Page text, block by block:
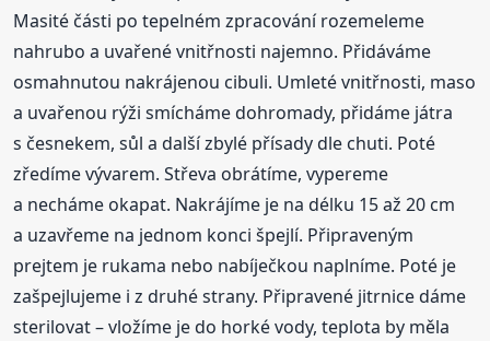
Masité části po tepelném zpracování rozemeleme
nahrubo a uvařené vnitřnosti najemno. Přidáváme
osmahnutou nakrájenou cibuli. Umleté vnitřnosti, maso
a uvařenou rýži smícháme dohromady, přidáme játra
s česnekem, sůl a další zbylé přísady dle chuti. Poté
zředíme vývarem. Střeva obrátíme, vypereme
a necháme okapat. Nakrájíme je na délku 15 až 20 cm
a uzavřeme na jednom konci špejlí. Připraveným
prejtem je rukama nebo nabíječkou naplníme. Poté je
zašpejlujeme i z druhé strany. Připravené jitrnice dáme
sterilovat – vložíme je do horké vody, teplota by měla